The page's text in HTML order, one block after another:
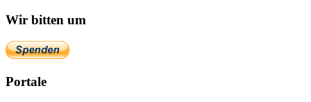
Wir bitten um
Portale